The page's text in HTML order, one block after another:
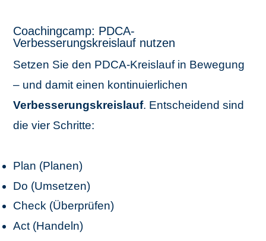
Coachingcamp: PDCA-
Verbesserungskreislauf nutzen
Setzen Sie den PDCA-Kreislauf in Bewegung
– und damit einen kontinuierlichen
Verbesserungskreislauf. Entscheidend sind
die vier Schritte:
Plan (Planen)
Do (Umsetzen)
Check (Überprüfen)
Act (Handeln)